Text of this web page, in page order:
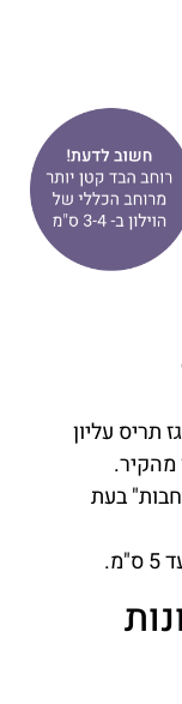
תריס עליון
מהקיר.
בעת